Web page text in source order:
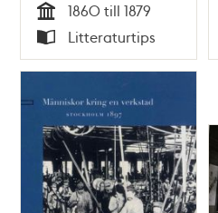
Tid
1860 till 1879
Typ
Litteraturtips